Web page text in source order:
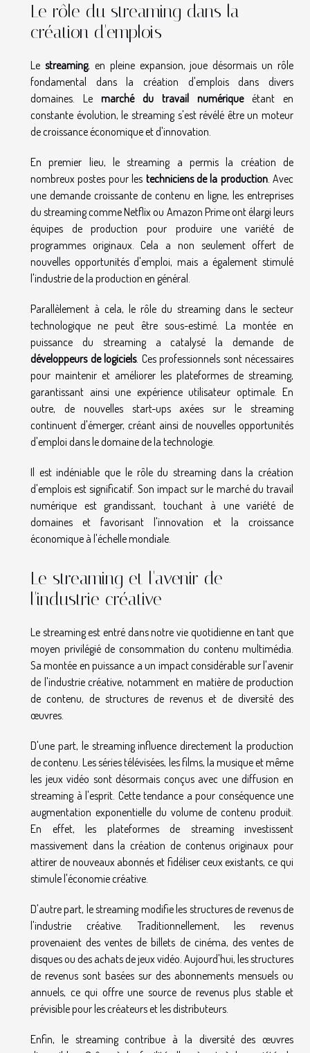
Le rôle du streaming dans la
création d'emplois
Le streaming, en pleine expansion, joue désormais un rôle
fondamental dans la création d'emplois dans divers
domaines. Le marché du travail numériqueétant en
constante évolution, le streaming s'est révélé être un moteur
de croissance économique et d'innovation.
En premier lieu, le streaming a permis la création de
nombreux postes pour les techniciens de la production. Avec
une demande croissante de contenu en ligne, les entreprises
du streaming comme Netflix ou Amazon Prime ont élargi leurs
équipes de production pour produire une variété de
programmes originaux. Cela a non seulement offert de
nouvelles opportunités d'emploi, mais a également stimulé
l'industrie de la production en général.
Parallèlement à cela, le rôle du streaming dans le secteur
technologique ne peut être sous-estimé. La montée en
puissance du streaming a catalysé la demande de
développeurs de logiciels. Ces professionnels sont nécessaires
pour maintenir et améliorer les plateformes de streaming,
garantissant ainsi une expérience utilisateur optimale. En
outre, de nouvelles start-ups axées sur le streaming
continuent d'émerger, créant ainsi de nouvelles opportunités
d'emploi dans le domaine de la technologie.
Il est indéniable que le rôle du streaming dans la création
d'emplois est significatif. Son impact sur le marché du travail
numérique est grandissant, touchant à une variété de
domaines et favorisant l'innovation et la croissance
économique à l'échelle mondiale.
Le streaming et l'avenir de
l'industrie créative
Le streaming est entré dans notre vie quotidienne en tant que
moyen privilégié de consommation du contenu multimédia.
Sa montée en puissance a un impact considérable sur l'avenir
de l'industrie créative, notamment en matière de production
de contenu, de structures de revenus et de diversité des
œuvres.
D'une part, le streaming influence directement la production
de contenu. Les séries télévisées, les films, la musique et même
les jeux vidéo sont désormais conçus avec une diffusion en
streaming à l'esprit. Cette tendance a pour conséquence une
augmentation exponentielle du volume de contenu produit.
En effet, les plateformes de streaming investissent
massivement dans la création de contenus originaux pour
attirer de nouveaux abonnés et fidéliser ceux existants, ce qui
stimule l'économie créative.
D'autre part, le streaming modifie les structures de revenus de
l'industrie créative. Traditionnellement, les revenus
provenaient des ventes de billets de cinéma, des ventes de
disques ou des achats de jeux vidéo. Aujourd'hui, les structures
de revenus sont basées sur des abonnements mensuels ou
annuels, ce qui offre une source de revenus plus stable et
prévisible pour les créateurs et les distributeurs.
Enfin, le streaming contribue à la diversité des œuvres